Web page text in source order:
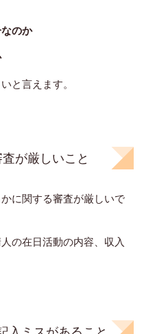
のか
と言えます。
が厳しいこと
に関する審査が厳しいで
の在日活動の内容、収入